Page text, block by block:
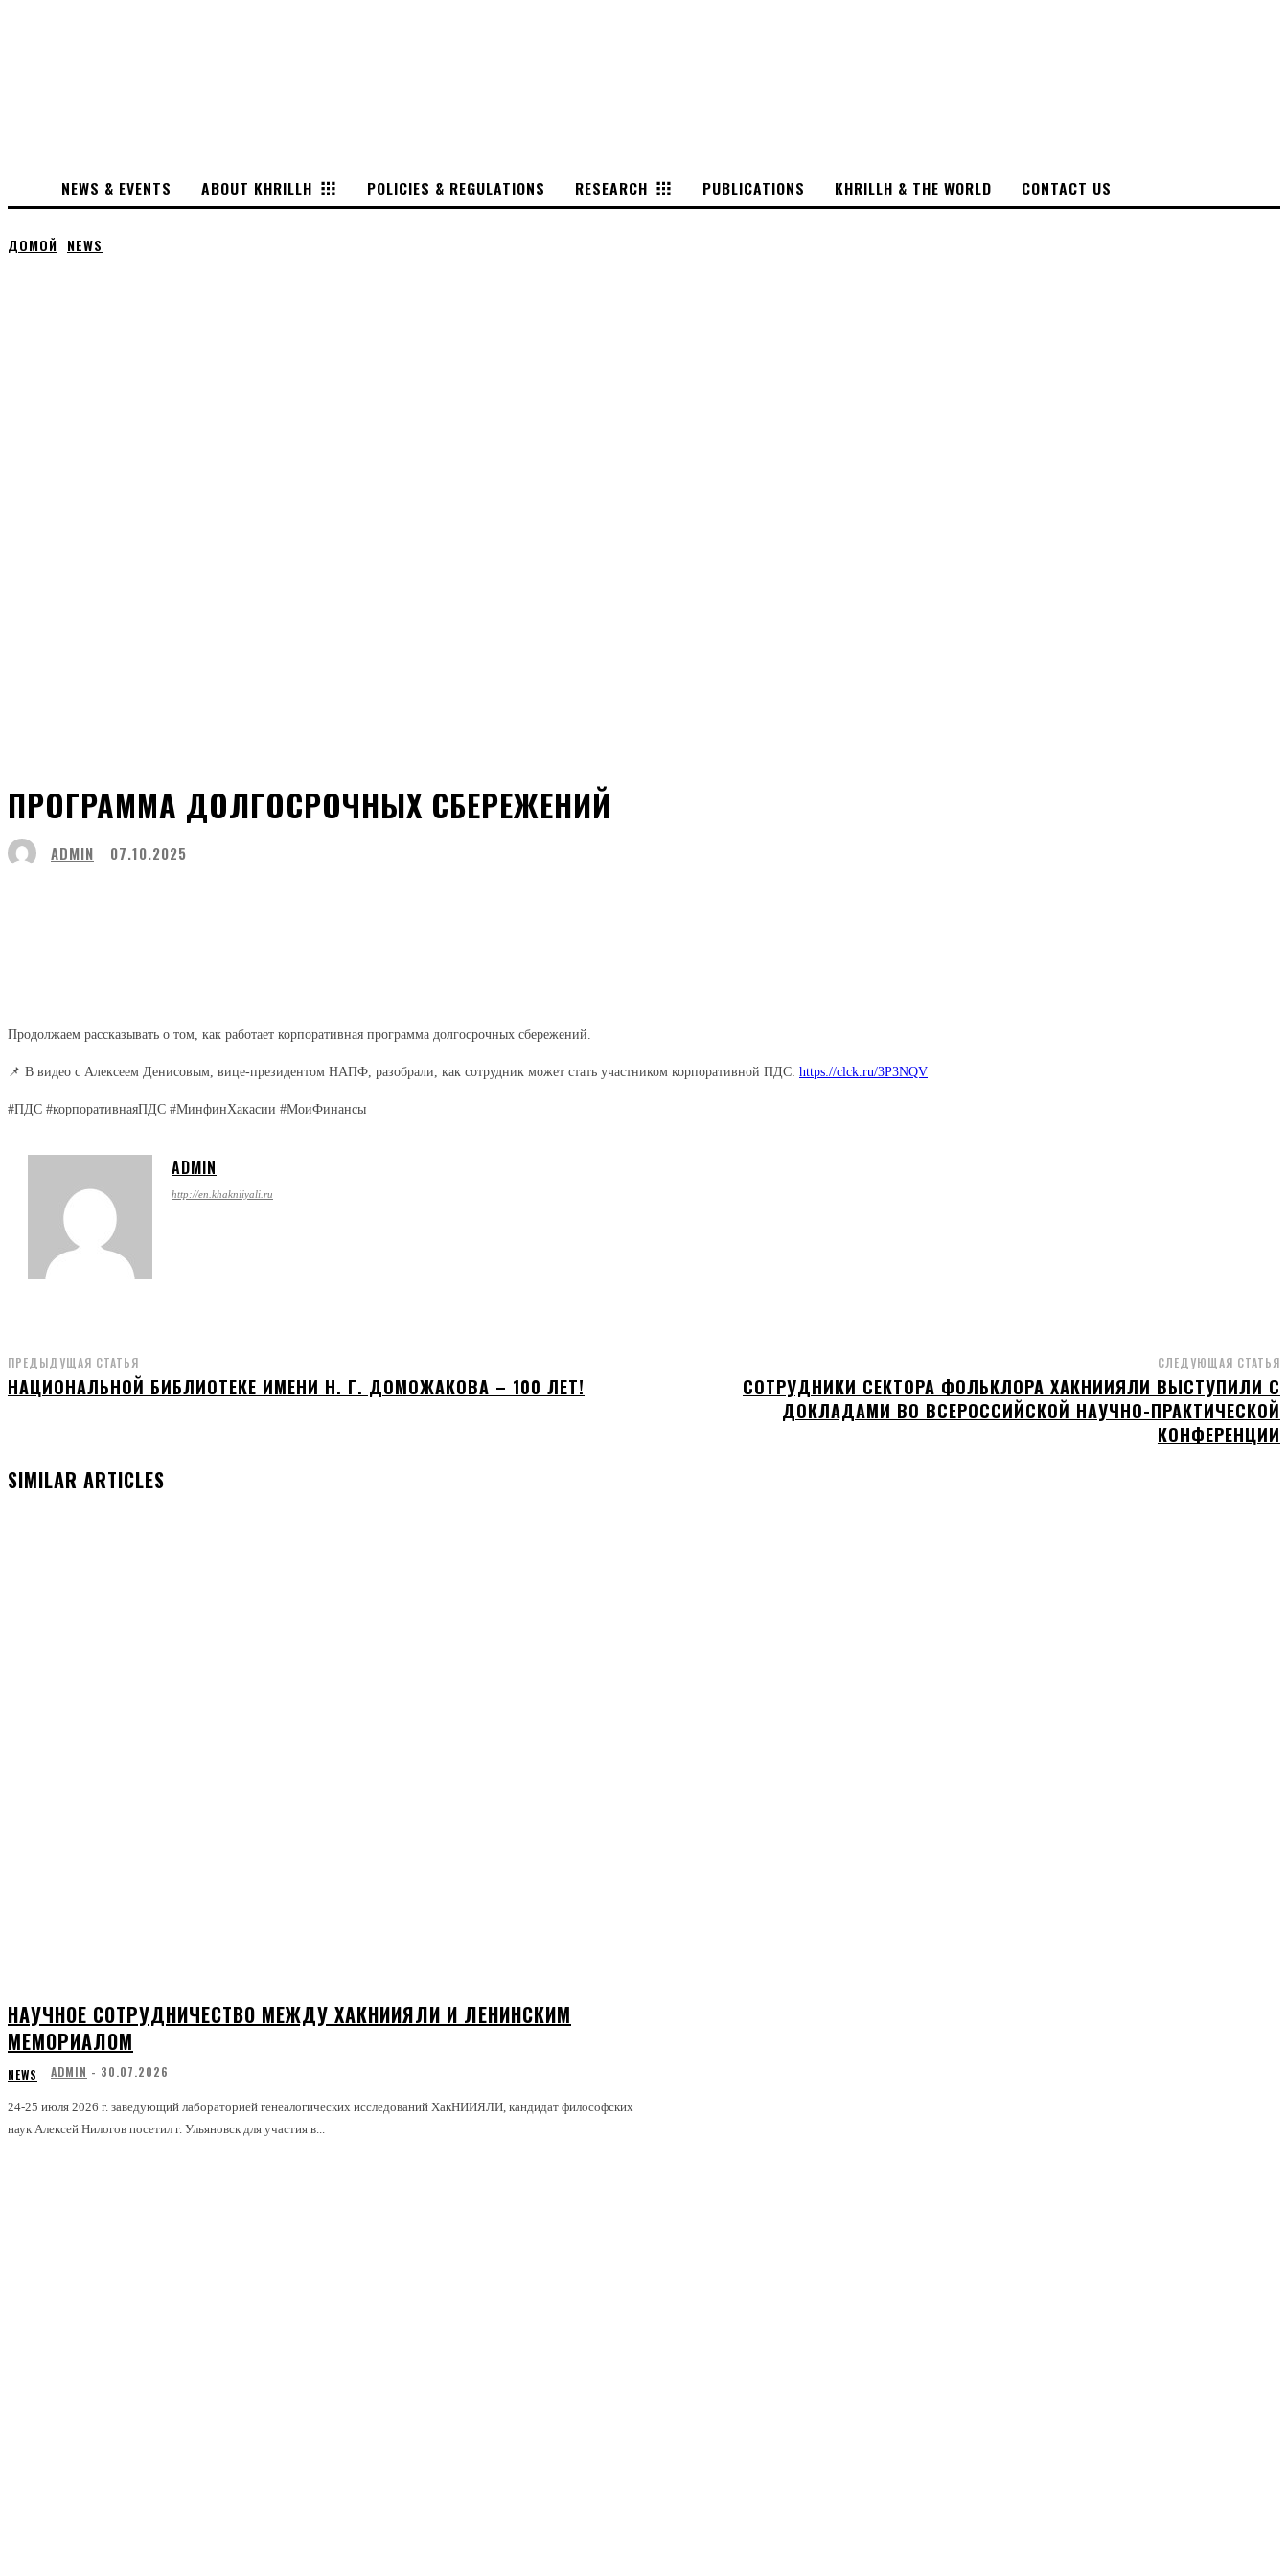
NEWS & EVENTS ABOUT KHRILLH POLICIES & REGULATIONS RESEARCH PUBLICATIONS KHRILLH & THE WORLD CONTACT US
ДОМОЙ NEWS
ПРОГРАММА ДОЛГОСРОЧНЫХ СБЕРЕЖЕНИЙ
ADMIN 07.10.2025
Продолжаем рассказывать о том, как работает корпоративная программа долгосрочных сбережений.
📌 В видео с Алексеем Денисовым, вице-президентом НАПФ, разобрали, как сотрудник может стать участником корпоративной ПДС: https://clck.ru/3P3NQV
#ПДС #корпоративнаяПДС #МинфинХакасии #МоиФинансы
ADMIN
http://en.khakniiyali.ru
ПРЕДЫДУЩАЯ СТАТЬЯ
НАЦИОНАЛЬНОЙ БИБЛИОТЕКЕ ИМЕНИ Н. Г. ДОМОЖАКОВА – 100 ЛЕТ!
СЛЕДУЮЩАЯ СТАТЬЯ
СОТРУДНИКИ СЕКТОРА ФОЛЬКЛОРА ХАКНИИЯЛИ ВЫСТУПИЛИ С
ДОКЛАДАМИ ВО ВСЕРОССИЙСКОЙ НАУЧНО-ПРАКТИЧЕСКОЙ
КОНФЕРЕНЦИИ
SIMILAR ARTICLES
НАУЧНОЕ СОТРУДНИЧЕСТВО МЕЖДУ ХАКНИИЯЛИ И ЛЕНИНСКИМ
МЕМОРИАЛОМ
NEWS ADMIN - 30.07.2026
24-25 июля 2026 г. заведующий лабораторией генеалогических исследований ХакНИИЯЛИ, кандидат философских
наук Алексей Нилогов посетил г. Ульяновск для участия в...